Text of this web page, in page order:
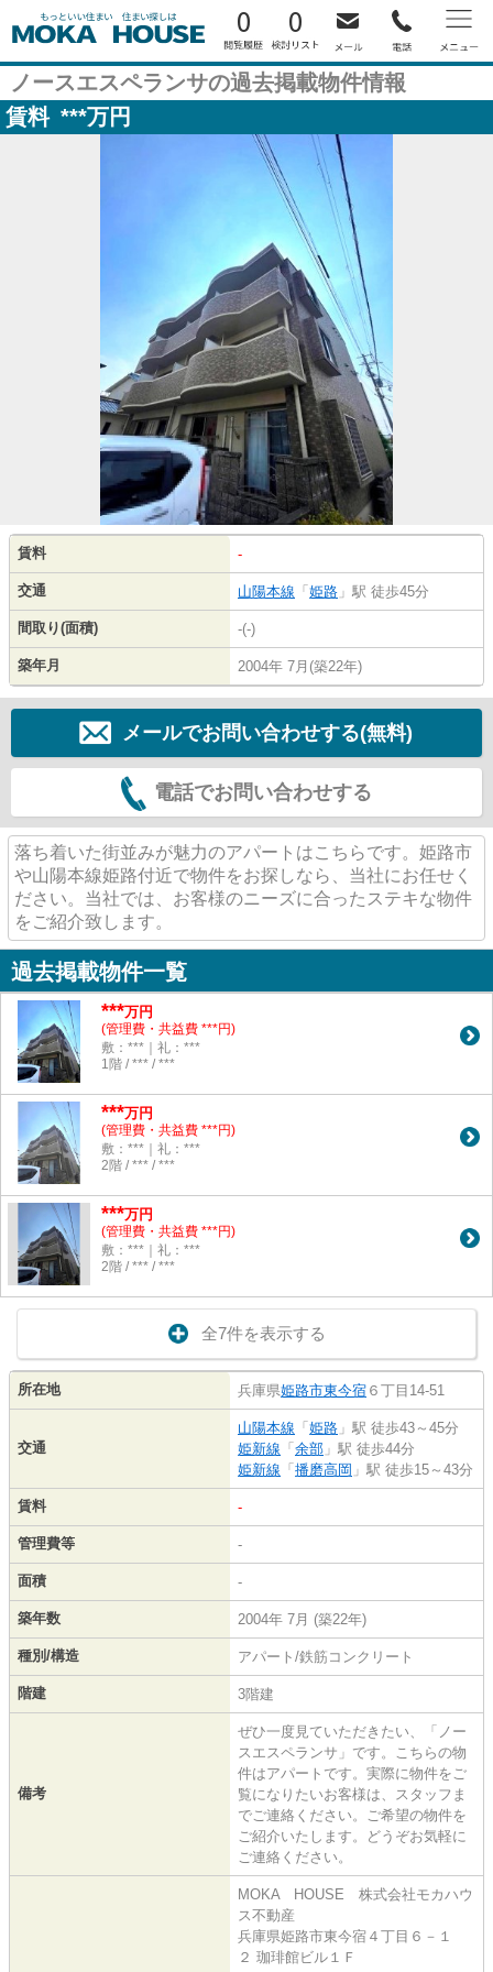
0 0
ノースエスペランサの過去掲載物件情報
賃料 ***万円
賃料 -
交通 山陽本線 「 姫路 」駅 徒歩45分
間取り(面積) -(-)
築年月 2004年 7月(築22年)
メールでお問い合わせする(無料)
電話でお問い合わせする
落ち着いた街並みが魅力のアパートはこちらです。姫路市
や山陽本線姫路付近で物件をお探しなら、当社にお任せく
ださい。当社では、お客様のニーズに合ったステキな物件
をご紹介致します。
過去掲載物件一覧
***万円
(管理費・共益費 ***円)
敷：***｜礼：***
1階 / *** / ***
***万円
(管理費・共益費 ***円)
敷：***｜礼：***
2階 / *** / ***
***万円
(管理費・共益費 ***円)
敷：***｜礼：***
2階 / *** / ***
全7件を表示する
所在地 兵庫県姫路市東今宿 ６丁目14-51
交通
山陽本線 「 姫路 」駅 徒歩43～45分
姫新線 「 余部 」駅 徒歩44分
姫新線 「 播磨高岡 」駅 徒歩15～43分
賃料 -
管理費等 -
面積 -
築年数 2004年 7月 (築22年)
種別/構造 アパート/鉄筋コンクリート
階建 3階建
備考
ぜひ一度見ていただきたい、「ノー
スエスペランサ」です。こちらの物
件はアパートです。実際に物件をご
覧になりたいお客様は、スタッフま
でご連絡ください。ご希望の物件を
ご紹介いたします。どうぞお気軽に
ご連絡ください。
MOKA HOUSE 株式会社モカハウ
ス不動産
兵庫県姫路市東今宿４丁目６－１
２ 珈琲館ビル１Ｆ